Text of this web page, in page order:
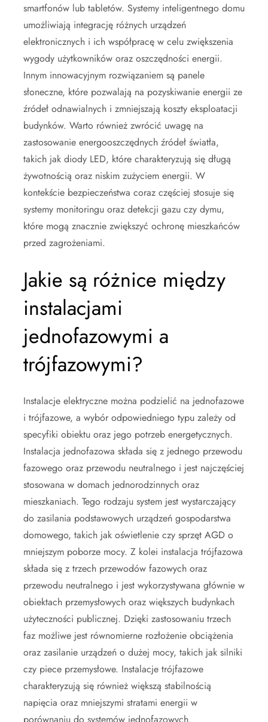
smartfonów lub tabletów. Systemy inteligentnego domu
umożliwiają integrację różnych urządzeń
elektronicznych i ich współpracę w celu zwiększenia
wygody użytkowników oraz oszczędności energii.
Innym innowacyjnym rozwiązaniem są panele
słoneczne, które pozwalają na pozyskiwanie energii ze
źródeł odnawialnych i zmniejszają koszty eksploatacji
budynków. Warto również zwrócić uwagę na
zastosowanie energooszczędnych źródeł światła,
takich jak diody LED, które charakteryzują się długą
żywotnością oraz niskim zużyciem energii. W
kontekście bezpieczeństwa coraz częściej stosuje się
systemy monitoringu oraz detekcji gazu czy dymu,
które mogą znacznie zwiększyć ochronę mieszkańców
przed zagrożeniami.
Jakie są różnice między
instalacjami
jednofazowymi a
trójfazowymi?
Instalacje elektryczne można podzielić na jednofazowe
i trójfazowe, a wybór odpowiedniego typu zależy od
specyfiki obiektu oraz jego potrzeb energetycznych.
Instalacja jednofazowa składa się z jednego przewodu
fazowego oraz przewodu neutralnego i jest najczęściej
stosowana w domach jednorodzinnych oraz
mieszkaniach. Tego rodzaju system jest wystarczający
do zasilania podstawowych urządzeń gospodarstwa
domowego, takich jak oświetlenie czy sprzęt AGD o
mniejszym poborze mocy. Z kolei instalacja trójfazowa
składa się z trzech przewodów fazowych oraz
przewodu neutralnego i jest wykorzystywana głównie w
obiektach przemysłowych oraz większych budynkach
użyteczności publicznej. Dzięki zastosowaniu trzech
faz możliwe jest równomierne rozłożenie obciążenia
oraz zasilanie urządzeń o dużej mocy, takich jak silniki
czy piece przemysłowe. Instalacje trójfazowe
charakteryzują się również większą stabilnością
napięcia oraz mniejszymi stratami energii w
porównaniu do systemów jednofazowych.